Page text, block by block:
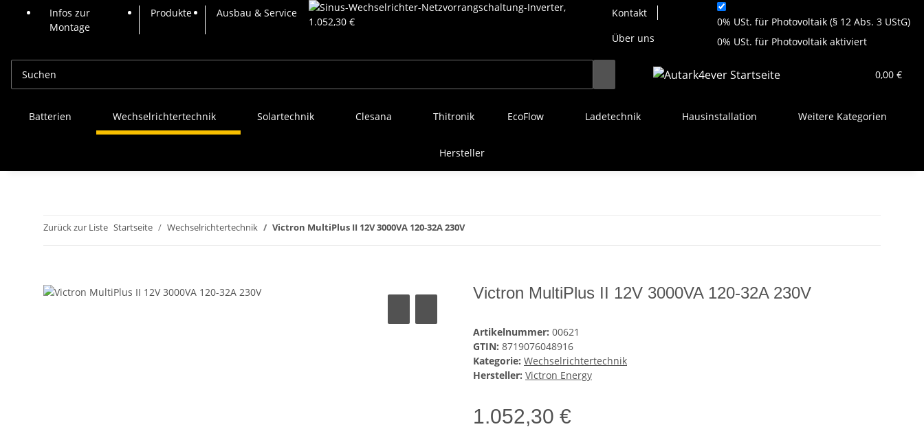
Infos zur
Montage
Produkte Ausbau & Service
Kontakt
Über uns
0% USt. für Photovoltaik (§ 12 Abs. 3 UStG)
0% USt. für Photovoltaik aktiviert
0,00 €
Batterien Wechselrichtertechnik Solartechnik Clesana Thitronik EcoFlow Ladetechnik Hausinstallation Weitere Kategorien
Hersteller
Zurück zur Liste Startseite Wechselrichtertechnik Victron MultiPlus II 12V 3000VA 120-32A 230V
Victron MultiPlus II 12V 3000VA 120-32A 230V
Artikelnummer: 00621
GTIN: 8719076048916
Kategorie: Wechselrichtertechnik
Hersteller: Victron Energy
1.052,30 €